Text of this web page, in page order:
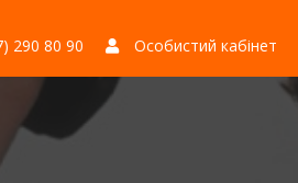
290 80 90 Особистий кабінет